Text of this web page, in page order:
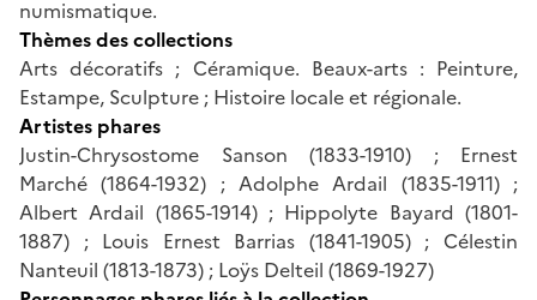
numismatique.
Thèmes des collections
Arts décoratifs ; Céramique. Beaux-arts : Peinture,
Estampe, Sculpture ; Histoire locale et régionale.
Artistes phares
Justin-Chrysostome Sanson (1833-1910) ; Ernest
Marché (1864-1932) ; Adolphe Ardail (1835-1911) ;
Albert Ardail (1865-1914) ; Hippolyte Bayard (1801-
1887) ; Louis Ernest Barrias (1841-1905) ; Célestin
Nanteuil (1813-1873) ; Loÿs Delteil (1869-1927)